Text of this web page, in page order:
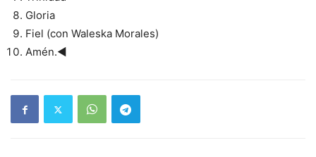
Gloria
Fiel (con Waleska Morales)
Amén.◄